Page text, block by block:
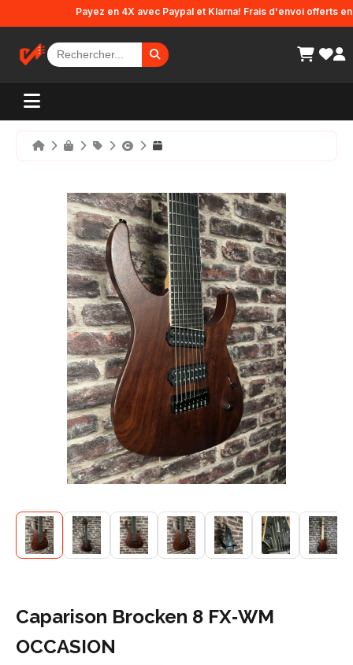
Payez en 4X avec Paypal et Klarna! Frais d'envoi offerts en
Caparison Brocken 8 FX‑WM
OCCASION
Panneau de gestion des cookies